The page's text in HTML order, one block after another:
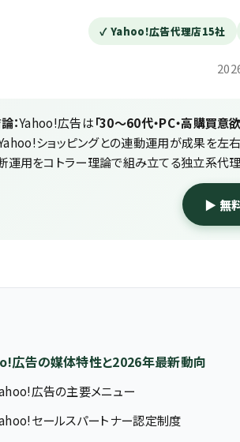
✓ Yahoo!広告代理店15社
：Yahoo!広告は「30〜60代・PC・高購買意欲
ショッピングとの連動運用が成果を左
運用をコトラー理論で組み立てる独立系代理
▶ 無
広告の媒体特性と2026年最新動向
広告の主要メニュー
セールスパートナー認定制度